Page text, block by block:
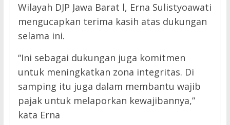
Wilayah DJP Jawa Barat l, Erna Sulistyoawati
mengucapkan terima kasih atas dukungan
selama ini.
“Ini sebagai dukungan juga komitmen
untuk meningkatkan zona integritas. Di
samping itu juga dalam membantu wajib
pajak untuk melaporkan kewajibannya,”
kata Erna
← Previous